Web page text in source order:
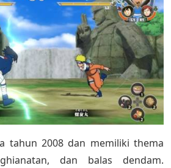
tahun 2008 dan memiliki thema
dan balas dendam.